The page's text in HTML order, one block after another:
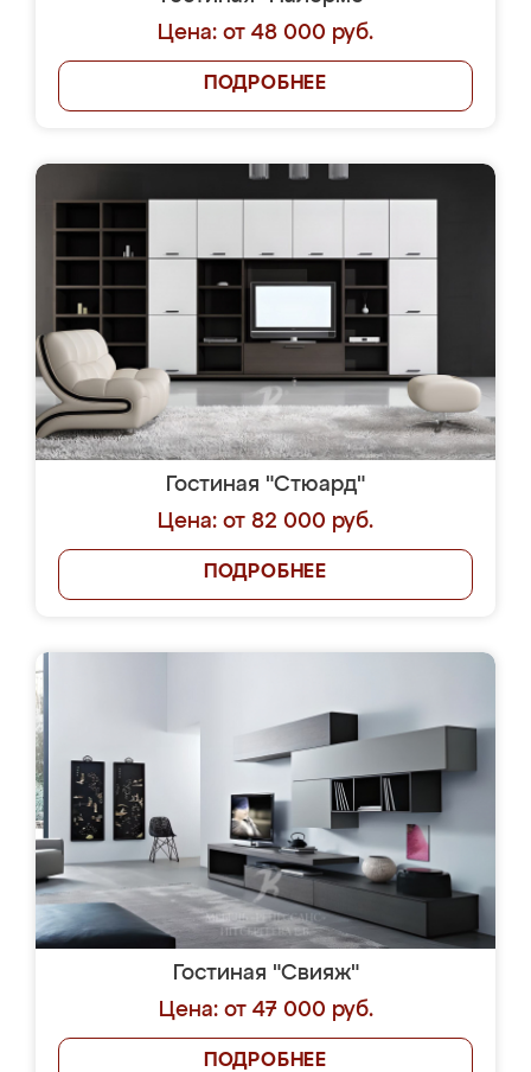
Цена: от 48 000 руб.
ПОДРОБНЕЕ
Гостиная "Стюард"
Цена: от 82 000 руб.
ПОДРОБНЕЕ
Гостиная "Свияж"
Цена: от 47 000 руб.
ПОДРОБНЕЕ